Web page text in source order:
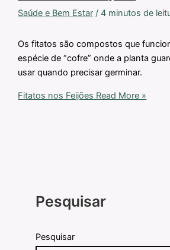
Saúde e Bem Estar /4 minutos de
Os fitatos são compostos que
espécie de “cofre” onde a planta
usar quando precisar germinar.
Fitatos nos Feijões Read More »
Pesquisar
Pesquisar